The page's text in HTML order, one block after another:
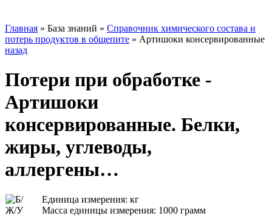
Главная » База знаний » Справочник химического состава и
потерь продуктов в общепите » Артишоки консервированные
назад
Потери при обработке -
Артишоки
консервированные. Белки,
жиры, углеводы,
аллергены…
Единица измерения: кг
Масса единицы измерения: 1000 грамм